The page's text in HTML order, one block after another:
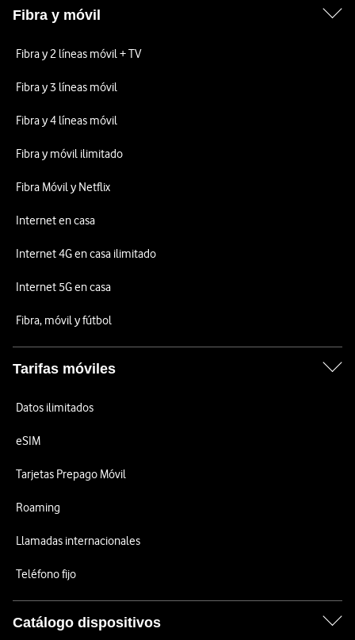
Fibra y móvil
Fibra y 2 líneas móvil + TV
Fibra y 3 líneas móvil
Fibra y 4 líneas móvil
Fibra y móvil ilimitado
Fibra Móvil y Netflix
Internet en casa
Internet 4G en casa ilimitado
Internet 5G en casa
Fibra, móvil y fútbol
Tarifas móviles
Datos ilimitados
eSIM
Tarjetas Prepago Móvil
Roaming
Llamadas internacionales
Teléfono fijo
Catálogo dispositivos